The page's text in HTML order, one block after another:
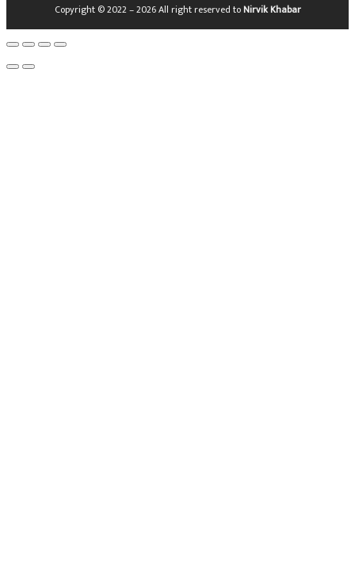
Copyright © 2022 – 2026 All right reserved toNirvik Khabar